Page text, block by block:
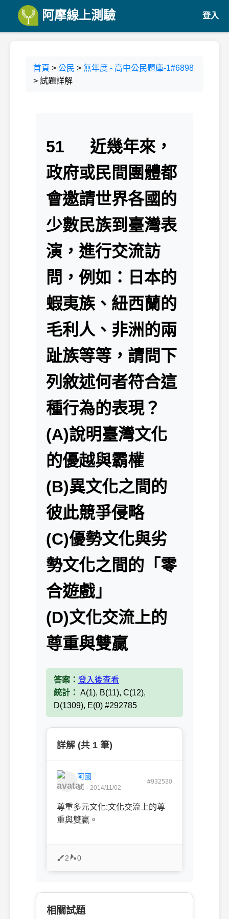
阿摩線上測驗 登入
首頁 > 公民 > 無年度 - 高中公民題庫-1#6898
> 試題詳解
51 近幾年來，
政府或民間團體都
會邀請世界各國的
少數民族到臺灣表
演，進行交流訪
問，例如：日本的
蝦夷族、紐西蘭的
毛利人、非洲的兩
趾族等等，請問下
列敘述何者符合這
種行為的表現？
(A)說明臺灣文化
的優越與霸權
(B)異文化之間的
彼此競爭侵略
(C)優勢文化與劣
勢文化之間的「零
合遊戲」
(D)文化交流上的
尊重與雙贏
答案： 登入後查看
統計： A(1), B(11), C(12),
D(1309), E(0) #292785
詳解 (共 1 筆)
阿國
B1 · 2014/11/02
#932530
尊重多元文化:文化交流上的尊
重與雙贏。
2 0
相關試題